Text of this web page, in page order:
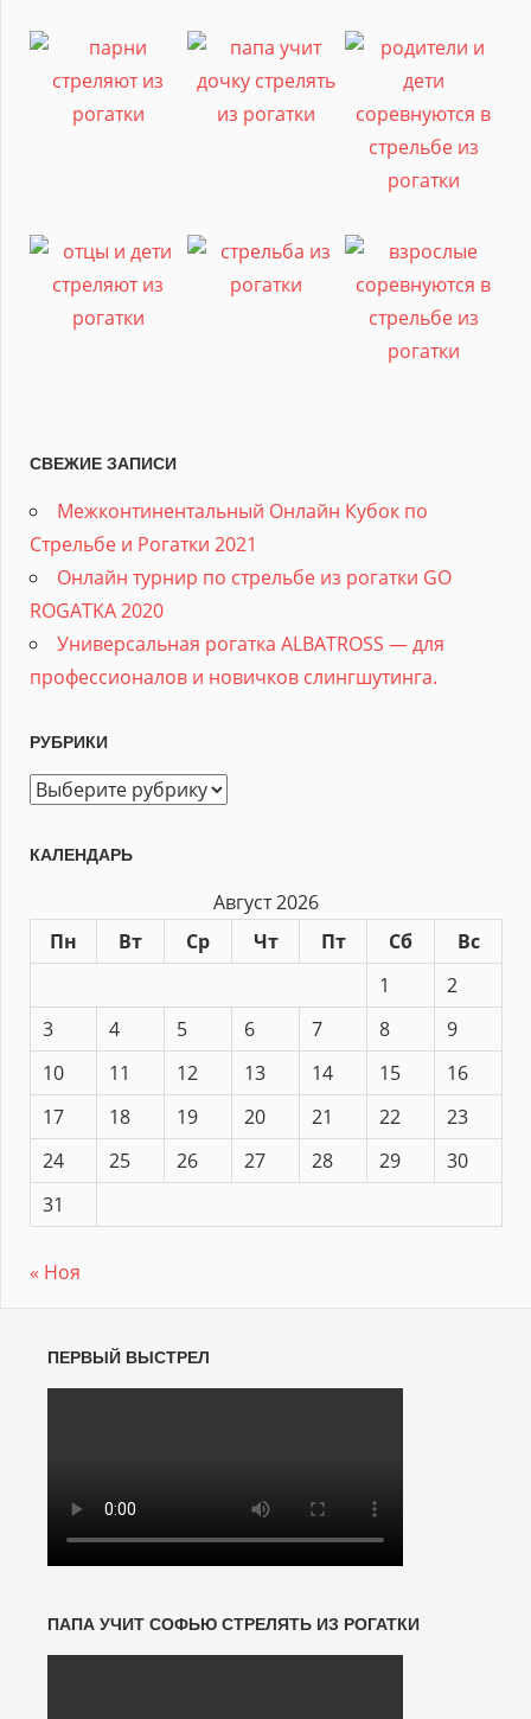
СВЕЖИЕ ЗАПИСИ
Межконтинентальный Онлайн Кубок по
Стрельбе и Рогатки 2021
Онлайн турнир по стрельбе из рогатки GO
ROGATKA 2020
Универсальная рогатка ALBATROSS — для
профессионалов и новичков слингшутинга.
РУБРИКИ
Рубрики
КАЛЕНДАРЬ
Август 2026
Пн
Вт Ср Чт Пт Сб
Вс
1
2
3
4 5 6 7 8
9
10
11 12 13 14 15
16
17
18 19 20 21 22
23
24
25 26 27 28 29
30
31
« Ноя
ПЕРВЫЙ ВЫСТРЕЛ
ПАПА УЧИТ СОФЬЮ СТРЕЛЯТЬ ИЗ РОГАТКИ